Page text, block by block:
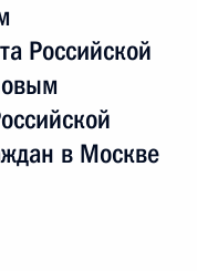
Российской
в Москве